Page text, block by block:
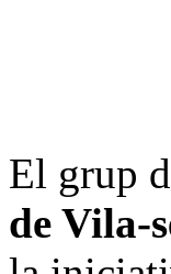
El grup
de Vila-